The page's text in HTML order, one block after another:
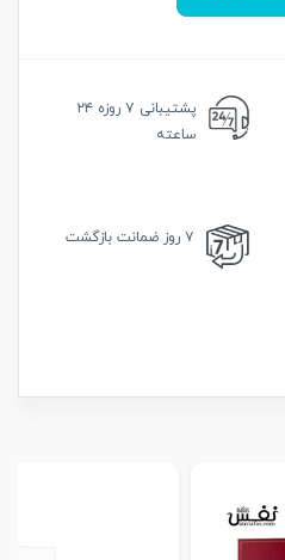
پشتیبانی
۷ روزه ۲۴
ساعته
۷ روز ضمانت بازگشت